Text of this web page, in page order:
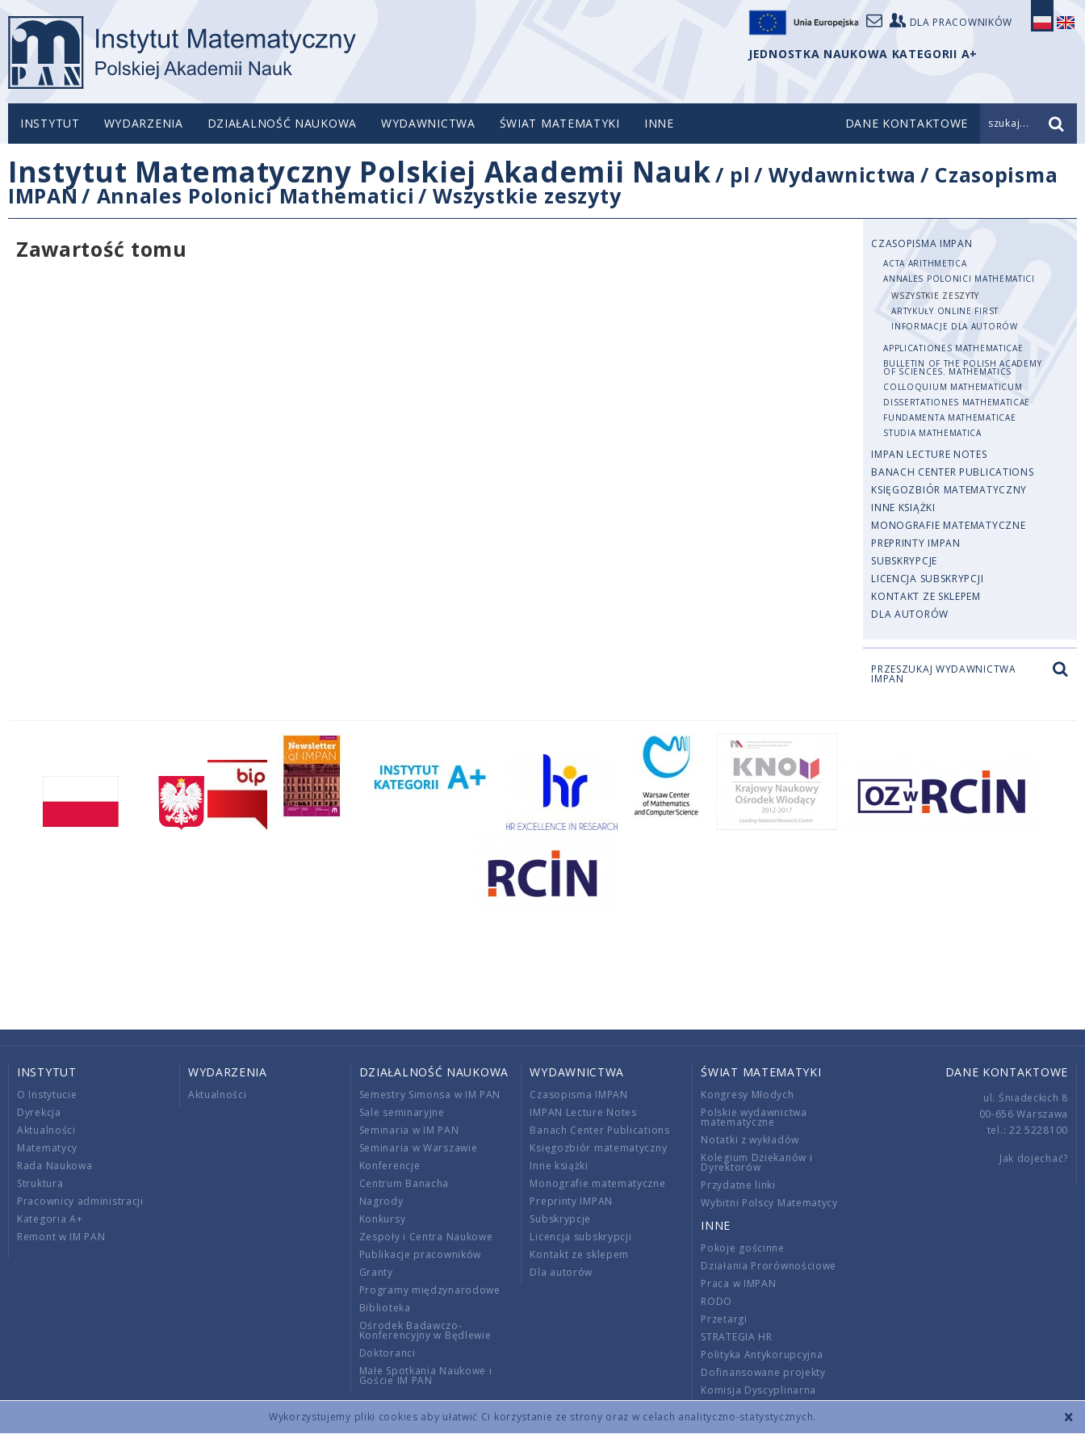
Wykorzystujemy pliki cookies aby ułatwić Ci korzystanie ze strony oraz w celach analityczno-statystycznych.
DLA PRACOWNIKÓW
JEDNOSTKA NAUKOWA KATEGORII A+
INSTYTUT WYDARZENIA DZIAŁALNOŚĆ NAUKOWA WYDAWNICTWA ŚWIAT MATEMATYKI INNE DANE KONTAKTOWE szukaj...
Instytut Matematyczny Polskiej Akademii Nauk/ pl /Wydawnictwa / Czasopisma
IMPAN / Annales Polonici Mathematici /Wszystkie zeszyty
Zawartość tomu
CZASOPISMA IMPAN
ACTA ARITHMETICA
ANNALES POLONICI MATHEMATICI
WSZYSTKIE ZESZYTY
ARTYKUŁY ONLINE FIRST
INFORMACJE DLA AUTORÓW
APPLICATIONES MATHEMATICAE
BULLETIN OF THE POLISH ACADEMY
OF SCIENCES. MATHEMATICS
COLLOQUIUM MATHEMATICUM
DISSERTATIONES MATHEMATICAE
FUNDAMENTA MATHEMATICAE
STUDIA MATHEMATICA
IMPAN LECTURE NOTES
BANACH CENTER PUBLICATIONS
KSIĘGOZBIÓR MATEMATYCZNY
INNE KSIĄŻKI
MONOGRAFIE MATEMATYCZNE
PREPRINTY IMPAN
SUBSKRYPCJE
LICENCJA SUBSKRYPCJI
KONTAKT ZE SKLEPEM
DLA AUTORÓW
PRZESZUKAJ WYDAWNICTWA
IMPAN
INSTYTUT
O Instytucie
Dyrekcja
Aktualności
Matematycy
Rada Naukowa
Struktura
Pracownicy administracji
Kategoria A+
Remont w IM PAN
WYDARZENIA
Aktualności
DZIAŁALNOŚĆ NAUKOWA
Semestry Simonsa w IM PAN
Sale seminaryjne
Seminaria w IM PAN
Seminaria w Warszawie
Konferencje
Centrum Banacha
Nagrody
Konkursy
Zespoły i Centra Naukowe
Publikacje pracowników
Granty
Programy międzynarodowe
Biblioteka
Ośrodek Badawczo-
Konferencyjny w Będlewie
Doktoranci
Małe Spotkania Naukowe i
Goście IM PAN
WYDAWNICTWA
Czasopisma IMPAN
IMPAN Lecture Notes
Banach Center Publications
Księgozbiór matematyczny
Inne książki
Monografie matematyczne
Preprinty IMPAN
Subskrypcje
Licencja subskrypcji
Kontakt ze sklepem
Dla autorów
ŚWIAT MATEMATYKI
Kongresy Młodych
Polskie wydawnictwa
matematyczne
Notatki z wykładów
Kolegium Dziekanów i
Dyrektorów
Przydatne linki
Wybitni Polscy Matematycy
INNE
Pokoje gościnne
Działania Prorównościowe
Praca w IMPAN
RODO
Przetargi
STRATEGIA HR
Polityka Antykorupcyjna
Dofinansowane projekty
Komisja Dyscyplinarna
Wnoszenie opłat
DANE KONTAKTOWE
ul. Śniadeckich 8
00-656 Warszawa
tel.: 22 5228100
Jak dojechać?